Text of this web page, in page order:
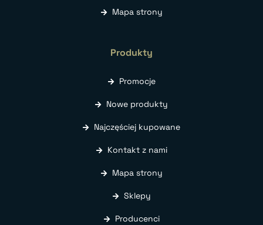
Mapa strony
Produkty
Promocje
Nowe produkty
Najczęściej kupowane
Kontakt z nami
Mapa strony
Sklepy
Producenci